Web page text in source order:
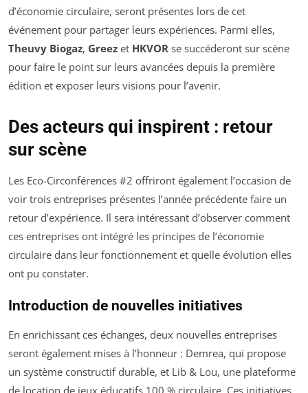
d’économie circulaire, seront présentes lors de cet
événement pour partager leurs expériences. Parmi elles,
Theuvy Biogaz, Greez et HKVOR se succéderont sur scène
pour faire le point sur leurs avancées depuis la première
édition et exposer leurs visions pour l’avenir.
Des acteurs qui inspirent : retour
sur scène
Les Eco-Circonférences #2 offriront également l’occasion de
voir trois entreprises présentes l’année précédente faire un
retour d’expérience. Il sera intéressant d’observer comment
ces entreprises ont intégré les principes de l’économie
circulaire dans leur fonctionnement et quelle évolution elles
ont pu constater.
Introduction de nouvelles initiatives
En enrichissant ces échanges, deux nouvelles entreprises
seront également mises à l’honneur : Demrea, qui propose
un système constructif durable, et Lib & Lou, une plateforme
de location de jeux éducatifs 100 % circulaire. Ces initiatives